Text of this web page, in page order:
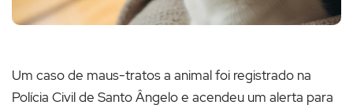
Um caso de maus-tratos a animal foi registrado na
Polícia Civil de Santo Ângelo e acendeu um alerta para